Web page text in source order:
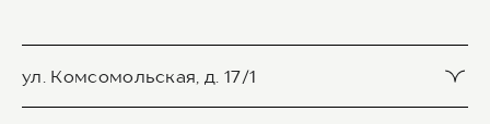
ул. Комсомольская, д. 17/1